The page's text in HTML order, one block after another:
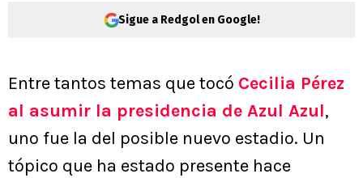
Sigue a Redgol en Google!
Entre tantos temas que tocó Cecilia Pérez
al asumir la presidencia de Azul Azul,
uno fue la del posible nuevo estadio. Un
tópico que ha estado presente hace